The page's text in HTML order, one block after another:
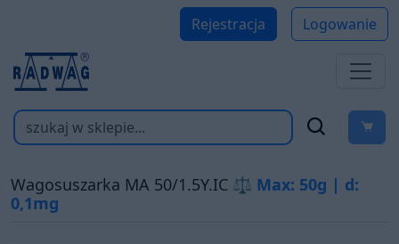
Rejestracja Logowanie
Wagosuszarka MA 50/1.5Y.IC ⚖ Max: 50g | d:
0,1mg